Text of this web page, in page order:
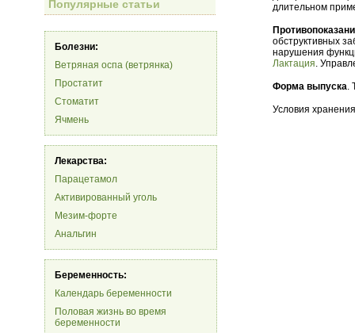
Популярные статьи
Болезни:
Ветряная оспа (ветрянка)
Простатит
Стоматит
Ячмень
Лекарства:
Парацетамол
Активированный уголь
Мезим-форте
Анальгин
Беременность:
Календарь беременности
Половая жизнь во время
беременности
длительном
обструктивных
нарушения
Лактация.
Форма выпуска.
Условия